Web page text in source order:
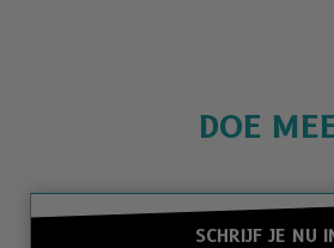
DOE
SCHRIJF JE NU